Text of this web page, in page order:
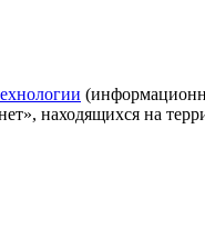
находящихся на